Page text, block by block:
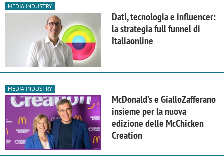
MEDIA INDUSTRY
Dati, tecnologia e influencer:
la strategia full funnel di
Italiaonline
MEDIA INDUSTRY
McDonald’s e GialloZafferano
insieme per la nuova
edizione delle McChicken
Creation